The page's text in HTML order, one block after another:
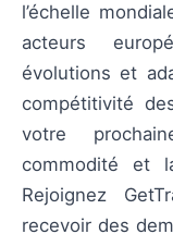
l’échelle
acteurs
évolutions et
compétitivité
votre
commodité et
Rejoignez
recevoir des